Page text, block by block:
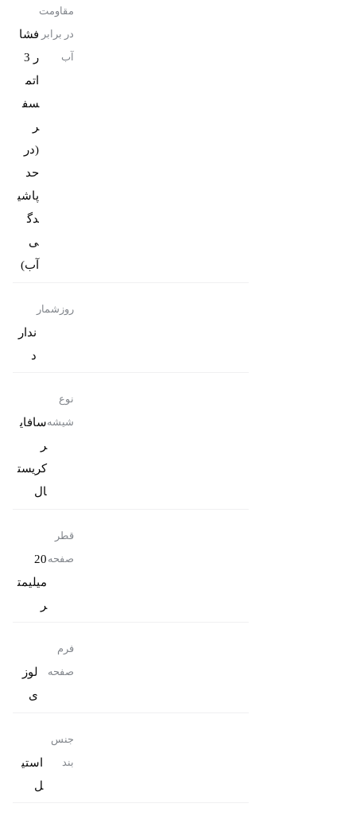
مقاومت
در برابر
آب
فشا
ر 3
اتم
سف
ر
(در
حد
پاشی
دگ
ی
آب)
روزشمار
ندار
د
نوع
شیشهسافای
ر
کریست
ال
قطر
صفحه 20
میلیمت
ر
فرم
صفحه
لوز
ی
جنس
بند
استی
ل